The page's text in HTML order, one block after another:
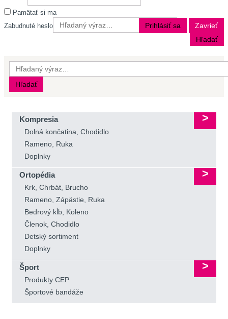
Pamätať si ma
Zabudnuté heslo
Prihlásiť sa
Zavrieť
Hľadať
Hľadať
Kompresia
Dolná končatina, Chodidlo
Rameno, Ruka
Doplnky
Ortopédia
Krk, Chrbát, Brucho
Rameno, Zápästie, Ruka
Bedrový kĺb, Koleno
Členok, Chodidlo
Detský sortiment
Doplnky
Šport
Produkty CEP
Športové bandáže